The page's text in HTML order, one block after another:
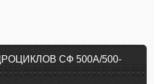
СФ 500A/500-